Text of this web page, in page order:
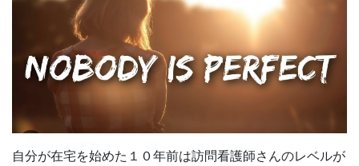
自分が在宅を始めた１０年前は訪問看護師さんのレベルが